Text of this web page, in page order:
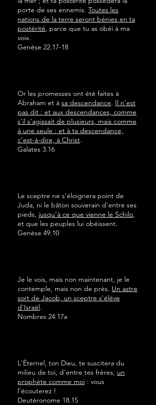
porte de ses ennemis. Toutes les
nations de la terre seront bénies en ta
postérité, parce que tu as obéi à ma
voix.
Genèse 22.17-18
Or les promesses ont été faites à
Abraham et à sa descendance. Il n’est
pas dit : et aux descendances, comme
s’il s’agissait de plusieurs, mais comme
à une seule : et à ta descendance,
c’est-à-dire, à Christ.
Galates 3.16
Le sceptre ne s'éloignera point de
Juda, ni le bâton souverain d'entre ses
pieds, jusqu'à ce que vienne le Schilo,
et que les peuples lui obéissent.
Genèse 49.10
Je le vois, mais non maintenant, je le
contemple, mais non de près. Un astre
sort de Jacob, un sceptre s'élève
d'Israël.
Nombres 24.17a
L'Éternel, ton Dieu, te suscitera du
milieu de toi, d'entre tes frères, un
prophète comme moi : vous
l'écouterez !
Deutéronome 18.15